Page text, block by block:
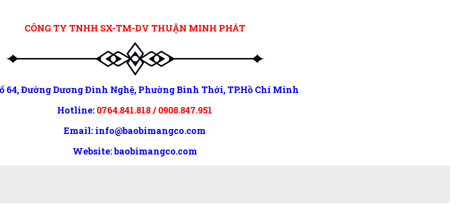
CÔNG TY TNHH SX-TM-DV THUẬN MINH PHÁT
64, Đường Dương Đình Nghệ, Phường Bình Thới, TP.Hồ Chí Minh
Hotline: 0764.841.818/0908.847.951
Email: info@baobimangco.com
Website:baobimangco.com